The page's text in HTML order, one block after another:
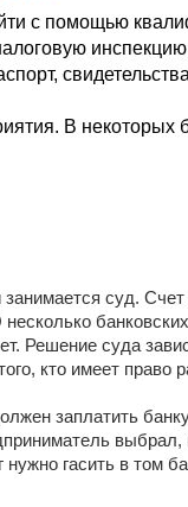
с помощью
В некоторых
занимается суд.
Решение суда
кто имеет право
заплатить
выбрал,
гасить в том